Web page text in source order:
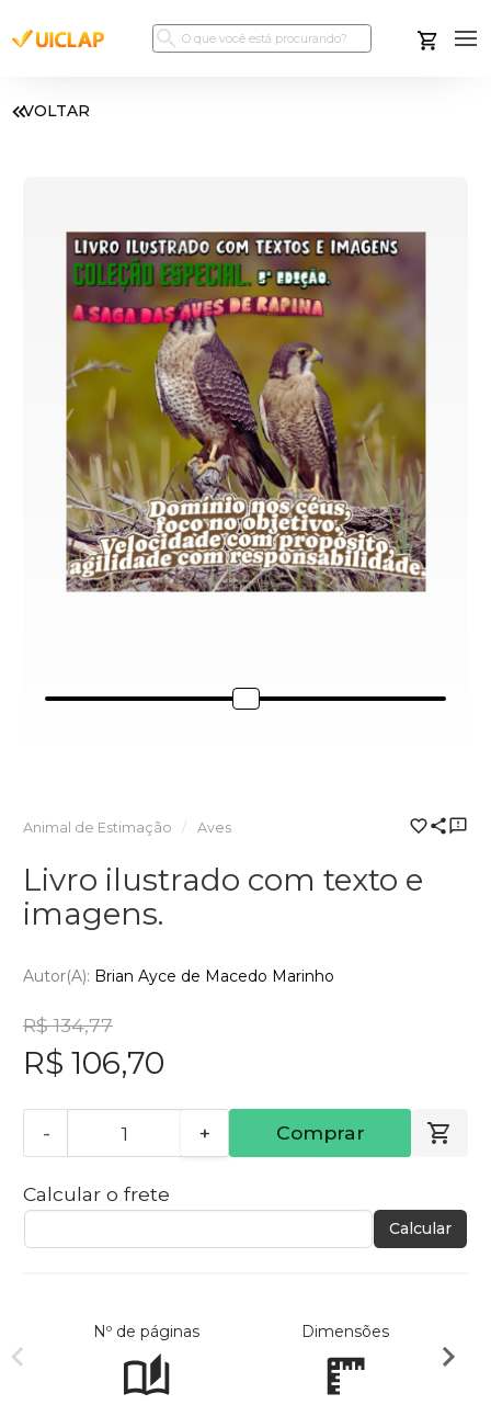
VOLTAR
Animal de Estimação Aves
Livro ilustrado com texto e
imagens.
Autor(a): Brian Ayce de Macedo Marinho
R$ 134,77
R$ 106,70
- + Comprar
Calcular o frete
Calcular
Nº de páginas Dimensões